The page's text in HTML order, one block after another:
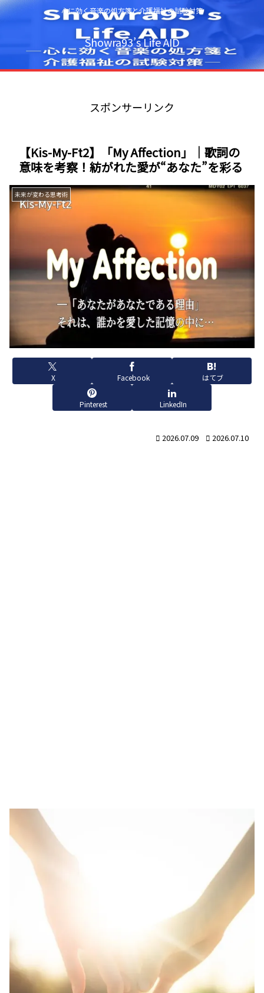
心に効く音楽の処方箋と介護福祉の試験対策
Showra93’s Life AID
スポンサーリンク
【Kis-My-Ft2】「My Affection」｜歌詞の
意味を考察！紡がれた愛が“あなた”を彩る
未来が変わる思考術
X Facebook はてブ
Pinterest LinkedIn
2026.07.09 2026.07.10